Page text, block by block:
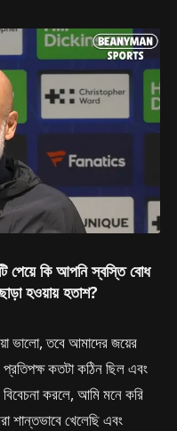
পেয়ে কি আপনি স্বস্তি বোধ
হওয়ায় হতাশ?
ভালো, তবে আমাদের জয়ের
কতটা কঠিন ছিল এবং
করলে, আমি মনে করি
শান্তভাবে খেলেছি এবং